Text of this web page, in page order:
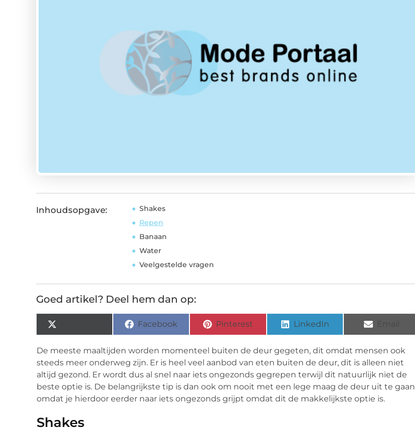
Inhoudsopgave:
Shakes
Repen
Banaan
Water
Veelgestelde vragen
Goed artikel? Deel hem dan op:
Facebook Pinterest LinkedIn
De meeste maaltijden worden momenteel buiten de deur gegeten, dit omdat mensen ook
steeds meer onderweg zijn. Er is heel veel aanbod van eten buiten de deur, dit is alleen niet
altijd gezond. Er wordt dus al snel naar iets ongezonds gegrepen terwijl dit natuurlijk niet de
beste optie is. De belangrijkste tip is dan ook om nooit met een lege maag de deur uit te gaan
omdat je hierdoor eerder naar iets ongezonds grijpt omdat dit de makkelijkste optie is.
Shakes